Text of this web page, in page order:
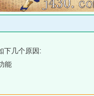
下几个原因:
能